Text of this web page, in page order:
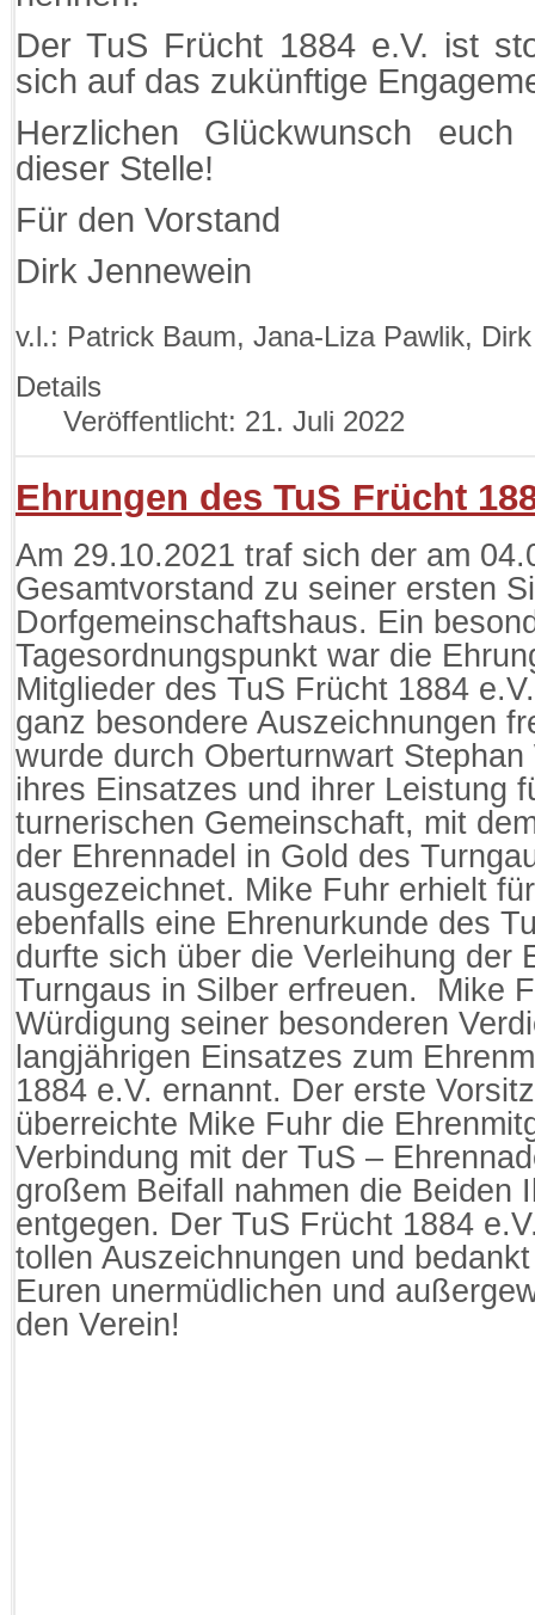
Der TuS Frücht 1884 e.V. ist
sich auf das zukünftige
Herzlichen Glückwunsch
dieser Stelle!
Für den Vorstand
Dirk Jennewein
v.l.: Patrick Baum, Jana-Liza Pawlik,
Details
Veröffentlicht: 21. Juli 2022
Ehrungen des TuS Frücht
Am 29.10.2021 traf sich der am
Gesamtvorstand zu seiner ersten
Dorfgemeinschaftshaus. Ein
Tagesordnungspunkt war die
Mitglieder des TuS Frücht 1884
ganz besondere Auszeichnungen
wurde durch Oberturnwart
ihres Einsatzes und ihrer Leistung
turnerischen Gemeinschaft, mit
der Ehrennadel in Gold des
ausgezeichnet. Mike Fuhr erhielt
ebenfalls eine Ehrenurkunde des
durfte sich über die Verleihung der
Turngaus in Silber erfreuen. Mike
Würdigung seiner besonderen
langjährigen Einsatzes zum
1884 e.V. ernannt. Der erste
überreichte Mike Fuhr die
Verbindung mit der TuS –
großem Beifall nahmen die Beiden
entgegen. Der TuS Frücht 1884
tollen Auszeichnungen und
Euren unermüdlichen und
den Verein!